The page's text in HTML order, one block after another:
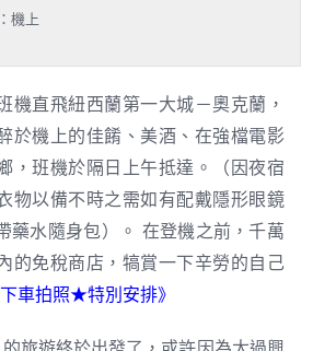
：機上
機直飛紐西蘭第一大城－奧克蘭，
於機上的佳餚、美酒、在強檔電影
，班機於隔日上午抵達。（因夜宿
物以備不時之需如有配戴隱形眼鏡
藥水隨身包）。 在登機之前，千萬
的免稅商店，犒賞一下辛勞的自己
下車拍照★特別安排》